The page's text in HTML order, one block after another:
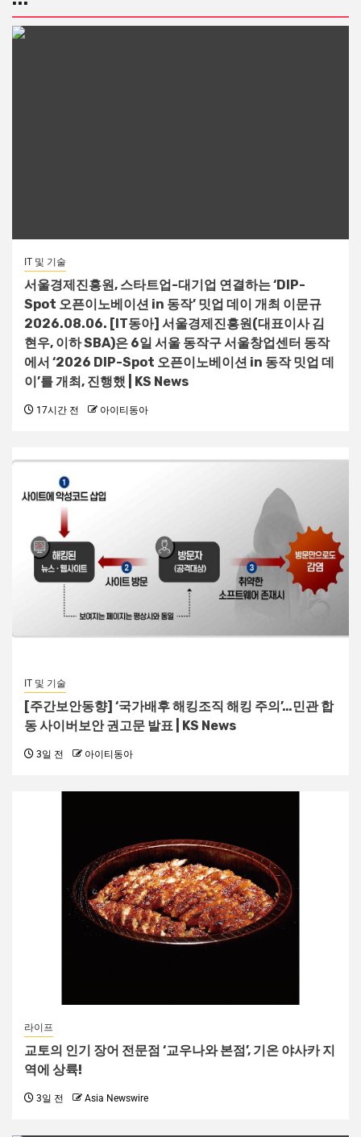
IT 및 기술
서울경제진흥원, 스타트업-대기업 연결하는 ‘DIP-
Spot 오픈이노베이션 in 동작’ 밋업 데이 개최 이문규
2026.08.06. [IT동아] 서울경제진흥원(대표이사 김
현우, 이하 SBA)은 6일 서울 동작구 서울창업센터 동작
에서 ‘2026 DIP-Spot 오픈이노베이션 in 동작 밋업 데
이’를 개최, 진행했 | KS News
17시간 전 아이티동아
IT 및 기술
[주간보안동향] ‘국가배후 해킹조직 해킹 주의’…민관 합
동 사이버보안 권고문 발표 | KS News
3일 전 아이티동아
라이프
교토의 인기 장어 전문점 ‘교우나와 본점’, 기온 야사카 지
역에 상륙!
3일 전 Asia Newswire